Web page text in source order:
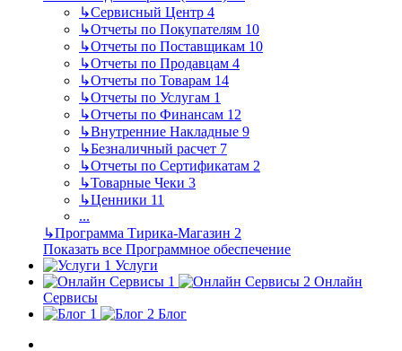
↳Сервисный Центр 4
↳Отчеты по Покупателям 10
↳Отчеты по Поставщикам 10
↳Отчеты по Продавцам 4
↳Отчеты по Товарам 14
↳Отчеты по Услугам 1
↳Отчеты по Финансам 12
↳Внутренние Накладные 9
↳Безналичный расчет 7
↳Отчеты по Сертификатам 2
↳Товарные Чеки 3
↳Ценники 11
...
↳Программа Тирика-Магазин 2
Показать все Программное обеспечение
Услуги
Онлайн
Сервисы
Блог